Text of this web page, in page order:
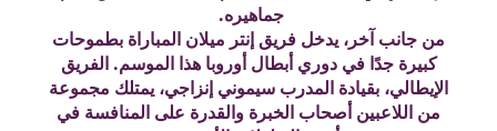
جماهيره.
من جانب آخر، يدخل فريق إنتر ميلان المباراة بطموحات
كبيرة جدًا في دوري أبطال أوروبا هذا الموسم. الفريق
الإيطالي، بقيادة المدرب سيموني إنزاجي، يمتلك مجموعة
من اللاعبين أصحاب الخبرة والقدرة على المنافسة في